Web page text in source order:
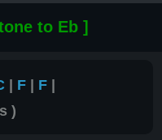
to Eb ]
| F| F|
)